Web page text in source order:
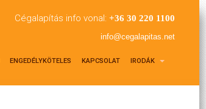
Cégalapítás info vonal: +36 30 220 1100
info@cegalapitas.net
ENGEDÉLYKÖTELES KAPCSOLAT IRODÁK